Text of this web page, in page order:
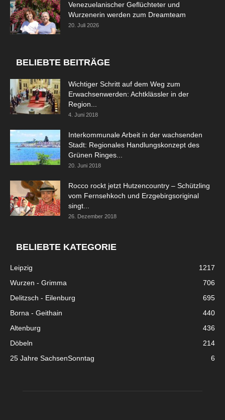
Venezuelanischer Geflüchteter und
Wurzenerin werden zum Dreamteam
20. Juli 2026
BELIEBTE BEITRÄGE
Wichtiger Schritt auf dem Weg zum
Erwachsenwerden: Achtklässler in der
Region...
4. Juni 2018
Interkommunale Arbeit in der wachsenden
Stadt: Regionales Handlungskonzept des
Grünen Ringes...
20. Juni 2018
Rocco rockt jetzt Hutzencountry – Schützling
vom Fernsehkoch und Erzgebirgsoriginal
singt...
26. Dezember 2018
BELIEBTE KATEGORIE
Leipzig
1217
Wurzen - Grimma
706
Delitzsch - Eilenburg
695
Borna - Geithain
440
Altenburg
436
Döbeln
214
25 Jahre SachsenSonntag
6